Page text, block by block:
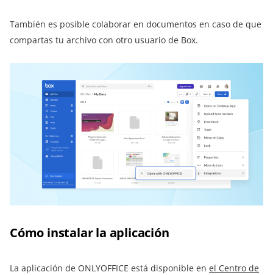
También es posible colaborar en documentos en caso de que
compartas tu archivo con otro usuario de Box.
Cómo instalar la aplicación
La aplicación de ONLYOFFICE está disponible en el Centro de